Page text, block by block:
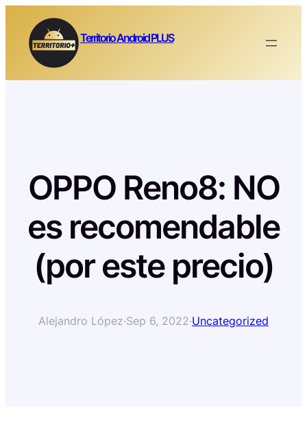
contenido
Territorio Android PLUS
OPPO Reno8: NO
es recomendable
(por este precio)
Alejandro López·Sep 6, 2022·Uncategorized